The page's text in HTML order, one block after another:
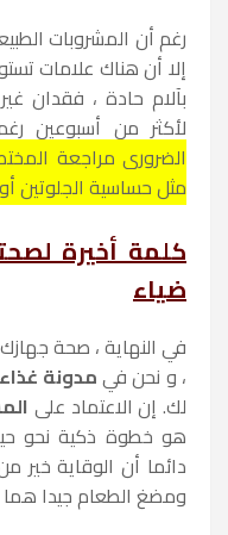
رغم أن المشروبات
إلا أن هناك علامات
بآلام حادة ، فقدان
لأكثر من أسبوعين
الضروري مراجعة
مثل حساسية الجلوتين
كلمة أخيرة
ضياء
في النهاية ، صحة
، و نحن فيمدونة
لك. إن الاعتماد على
هو خطوة ذكية نحو
دائما أن الوقاية خير
ومضغ الطعام جيدا هما